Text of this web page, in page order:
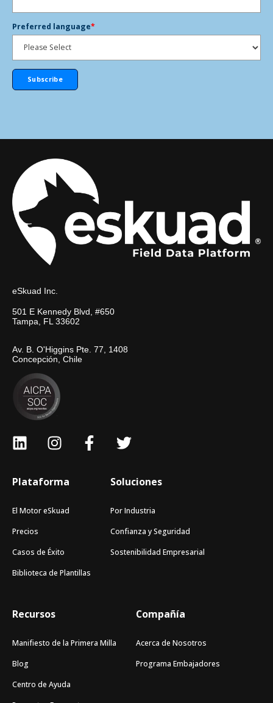
Preferred language*
eSkuad Inc.
501 E Kennedy Blvd, #650
Tampa, FL 33602
Av. B. O'Higgins Pte. 77, 1408
Concepción, Chile
Plataforma
El Motor eSkuad
Precios
Casos de Éxito
Biblioteca de Plantillas
Soluciones
Por Industria
Confianza y Seguridad
Sostenibilidad Empresarial
Recursos
Manifiesto de la Primera Milla
Blog
Centro de Ayuda
Compañía
Acerca de Nosotros
Programa Embajadores